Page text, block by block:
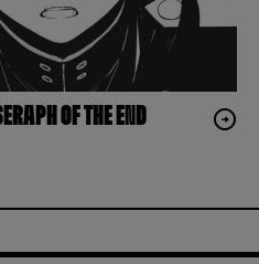
OF THE END